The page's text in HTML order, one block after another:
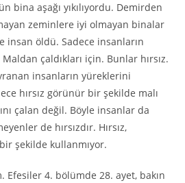
bina aşağı yıkılıyordu. Demirden
zeminlere iyi olmayan binalar
insan öldü. Sadece insanların
çaldıkları için. Bunlar hırsız.
insanların yüreklerini
hırsız görünür bir şekilde malı
çalan değil. Böyle insanlar da
de hırsızdır. Hırsız,
bir şekilde kullanmıyor.
Efesiler 4. bölümde 28. ayet, bakın